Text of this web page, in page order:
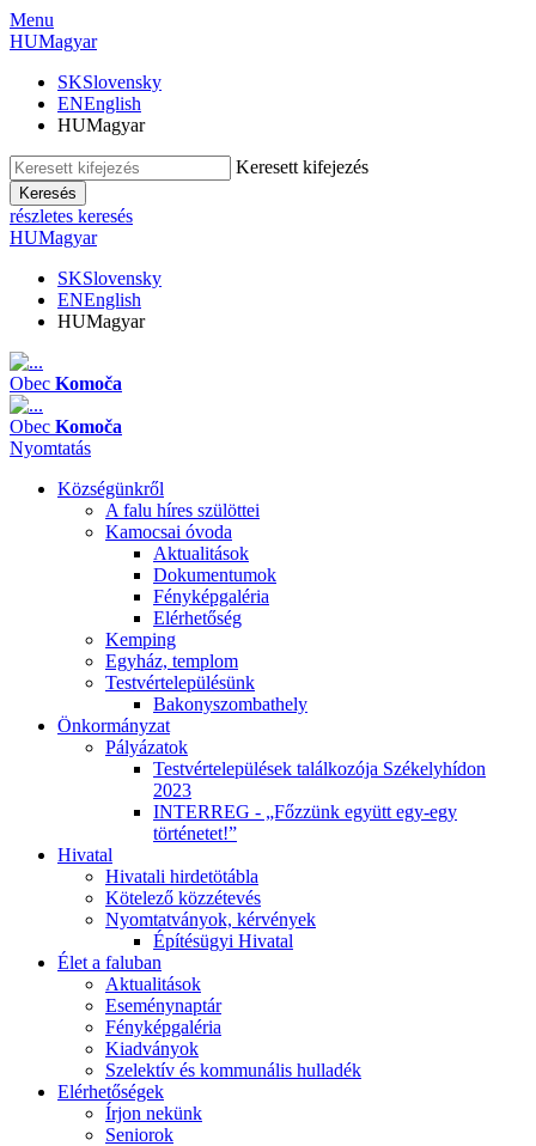
Menu
HUMagyar
SKSlovensky
ENEnglish
HUMagyar
Keresett kifejezés
Keresés
részletes keresés
HUMagyar
SKSlovensky
ENEnglish
HUMagyar
Obec Komoča
Obec Komoča
Nyomtatás
Községünkről
A falu híres szülöttei
Kamocsai óvoda
Aktualitások
Dokumentumok
Fényképgaléria
Elérhetőség
Kemping
Egyház, templom
Testvértelepülésünk
Bakonyszombathely
Önkormányzat
Pályázatok
Testvértelepülések találkozója Székelyhídon
2023
INTERREG - „Főzzünk együtt egy-egy
történetet!”
Hivatal
Hivatali hirdetötábla
Kötelező közzétevés
Nyomtatványok, kérvények
Építésügyi Hivatal
Élet a faluban
Aktualitások
Eseménynaptár
Fényképgaléria
Kiadványok
Szelektív és kommunális hulladék
Elérhetőségek
Írjon nekünk
Seniorok